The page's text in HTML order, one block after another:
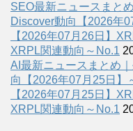
SEO最新ニュースまと
Discover動向【2026年
【2026年07月26日】
XRPL関連動向～No.1
AI最新ニュースまとめ
向【2026年07月25日】
【2026年07月25日】
XRPL関連動向～No.1